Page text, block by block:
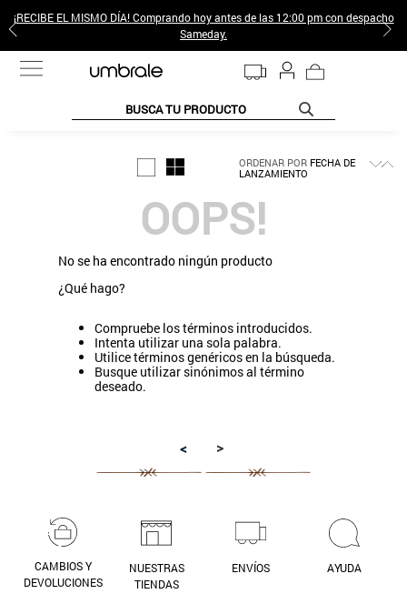
¡RECIBE EL MISMO DÍA! Comprando hoy antes de las 12:00 pm con despacho
Sameday.
BUSCA TU PRODUCTO
ORDENAR POR FECHA DE
LANZAMIENTO
OOPS!
No se ha encontrado ningún producto
¿Qué hago?
Compruebe los términos introducidos.
Intenta utilizar una sola palabra.
Utilice términos genéricos en la búsqueda.
Busque utilizar sinónimos al término
deseado.
< >
CAMBIOS Y
DEVOLUCIONES
NUESTRAS
TIENDAS
ENVÍOS AYUDA
jeans pantalones
poleras mujer
gamulan
botin
cafe